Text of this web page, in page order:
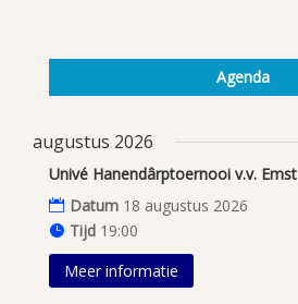
Agenda
augustus 2026
Univé Hanendârptoernooi v.v. Emst
Datum 18 augustus 2026
Tijd 19:00
Meer informatie